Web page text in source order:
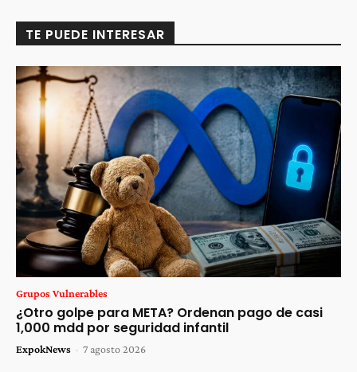
TE PUEDE INTERESAR
Grupos Vulnerables
¿Otro golpe para META? Ordenan pago de casi
1,000 mdd por seguridad infantil
ExpokNews - 7 agosto 2026